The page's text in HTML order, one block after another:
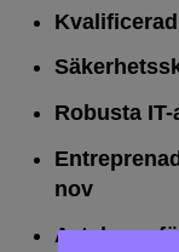
Robusta IT-
nov